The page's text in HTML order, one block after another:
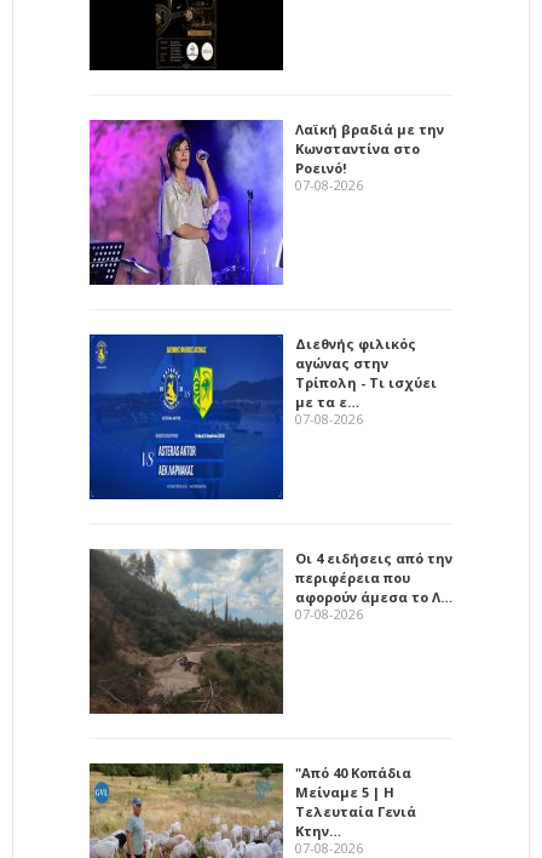
Λαϊκή βραδιά με την
Κωνσταντίνα στο
Ροεινό!
07-08-2026
Διεθνής φιλικός
αγώνας στην
Τρίπολη - Τι ισχύει
με τα ε…
07-08-2026
Οι 4 ειδήσεις από την
περιφέρεια που
αφορούν άμεσα το Λ…
07-08-2026
"Από 40 Κοπάδια
Μείναμε 5 | Η
Τελευταία Γενιά
Κτην…
07-08-2026